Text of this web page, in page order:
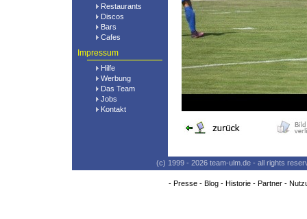
Restaurants
Discos
Bars
Cafes
Impressum
Hilfe
Werbung
Das Team
Jobs
Kontakt
(c) 1999 - 2026 team-ulm.de - all rights
- Presse- Blog- Historie- Partner-